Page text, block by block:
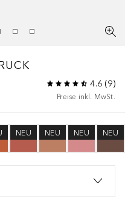
4.6 (9)
Preise inkl. MwSt.
NEU NEU NEU NEU